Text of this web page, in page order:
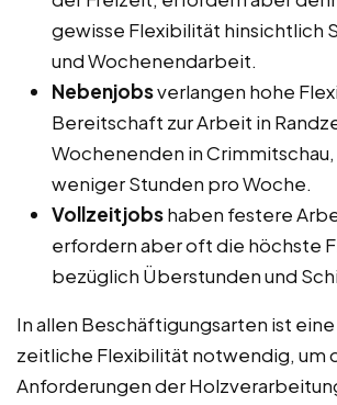
gewisse Flexibilität hinsichtlich
und Wochenendarbeit.
Nebenjobsverlangen hohe
Bereitschaft zur Arbeit in
Wochenenden in
weniger Stunden pro Woche.
Vollzeitjobshaben festere
erfordern aber oft die höchste
bezüglich Überstunden und
In allen Beschäftigungsarten ist
zeitliche Flexibilität notwendig, um
Anforderungen der